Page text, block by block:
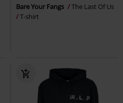
Bare Your Fangs
The Last Of Us
T-shirt